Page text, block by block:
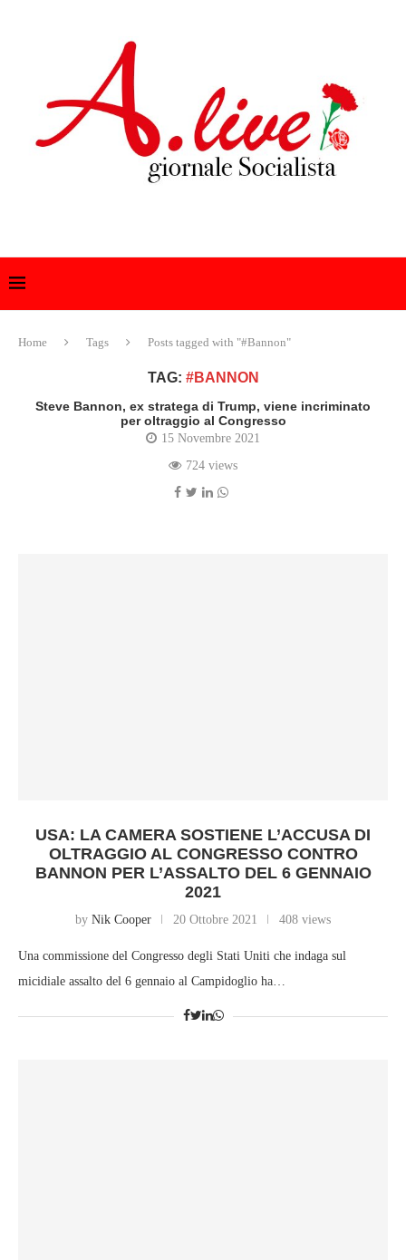
Home Tags Posts tagged with "#Bannon"
TAG: #BANNON
Steve Bannon, ex stratega di Trump, viene incriminato
per oltraggio al Congresso
15 Novembre 2021
724 views
USA: LA CAMERA SOSTIENE L’ACCUSA DI
OLTRAGGIO AL CONGRESSO CONTRO
BANNON PER L’ASSALTO DEL 6 GENNAIO
2021
by Nik Cooper 20 Ottobre 2021 408 views
Una commissione del Congresso degli Stati Uniti che indaga sul
micidiale assalto del 6 gennaio al Campidoglio ha…